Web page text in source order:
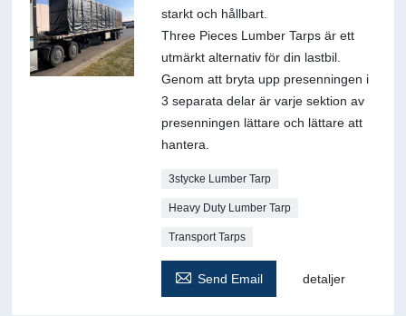
starkt och hållbart.
Three Pieces Lumber Tarps är ett
utmärkt alternativ för din lastbil.
Genom att bryta upp presenningen i
3 separata delar är varje sektion av
presenningen lättare och lättare att
hantera.
3stycke Lumber Tarp
Heavy Duty Lumber Tarp
Transport Tarps
 Send Email detaljer